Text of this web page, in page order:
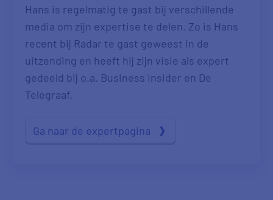
Hans is regelmatig te gast bij verschillende
media om zijn expertise te delen. Zo is Hans
recent bij Radar te gast geweest in de
uitzending en heeft hij zijn visie als expert
gedeeld bij o.a. Business Insider en De
Telegraaf.
Ga naar de expertpagina